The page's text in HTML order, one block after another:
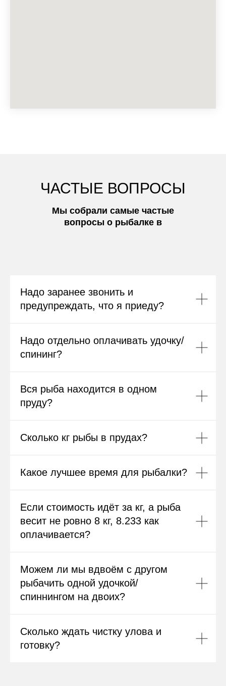
ЧАСТЫЕ ВОПРОСЫ
Мы собрали самые частые
вопросы о рыбалке в
Надо заранее звонить и
предупреждать, что я приеду?
Надо отдельно оплачивать удочку/
спининг?
Вся рыба находится в одном
пруду?
Сколько кг рыбы в прудах?
Какое лучшее время для рыбалки?
Если стоимость идёт за кг, а рыба
весит не ровно 8 кг, 8.233 как
оплачивается?
Можем ли мы вдвоём с другом
рыбачить одной удочкой/
спиннингом на двоих?
Сколько ждать чистку улова и
готовку?